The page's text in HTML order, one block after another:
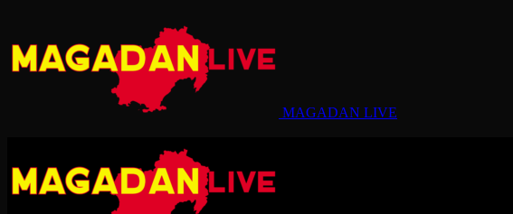
MAGADAN LIVE